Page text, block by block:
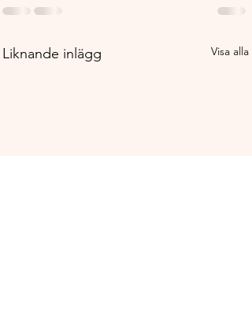
Liknande inlägg Visa alla